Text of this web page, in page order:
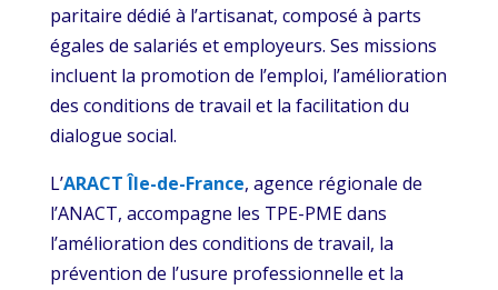
paritaire dédié à l’artisanat, composé à parts
égales de salariés et employeurs. Ses missions
incluent la promotion de l’emploi, l’amélioration
des conditions de travail et la facilitation du
dialogue social.
L’ARACT Île-de-France, agence régionale de
l’ANACT, accompagne les TPE-PME dans
l’amélioration des conditions de travail, la
prévention de l’usure professionnelle et la